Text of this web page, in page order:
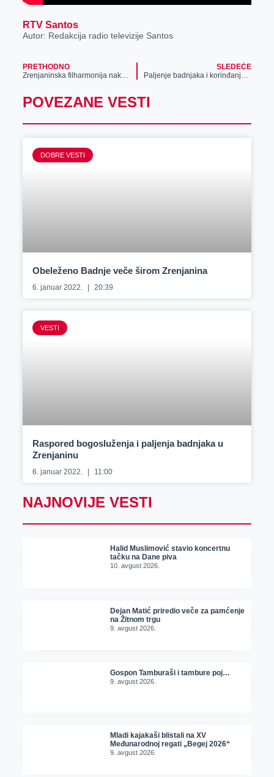
RTV Santos
Autor: Redakcija radio televizije Santos
PRETHODNO
Zrenjaninska filharmonija nakon 60 godina oduševila građane
SLEDEĆE
Paljenje badnjaka i korinđanje u Zrenjaninu (video)
POVEZANE VESTI
DOBRE VESTI
Obeleženo Badnje veče širom Zrenjanina
6. januar 2022. 20:39
VESTI
Raspored bogosluženja i paljenja badnjaka u
Zrenjaninu
6. januar 2022. 11:00
NAJNOVIJE VESTI
Halid Muslimović stavio koncertnu
tačku na Dane piva
10. avgust 2026.
Dejan Matić priredio veče za pamćenje
na Žitnom trgu
9. avgust 2026.
Gospon Tamburaši i tambure poj…
9. avgust 2026.
Mladi kajakaši blistali na XV
Međunarodnoj regati „Begej 2026“
9. avgust 2026.